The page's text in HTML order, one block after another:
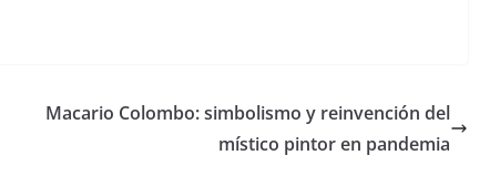
Macario Colombo: simbolismo y reinvención del
místico pintor en pandemia